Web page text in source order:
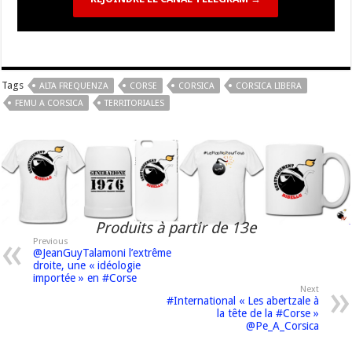
Tags ALTA FREQUENZA CORSE CORSICA
CORSICA LIBERA
FEMU A CORSICA
TERRITORIALES
Produits à partir de 13e
Previous
@JeanGuyTalamoni l’extrême
droite, une « idéologie
importée » en #Corse
Next
#International « Les abertzale à
la tête de la #Corse »
@Pe_A_Corsica